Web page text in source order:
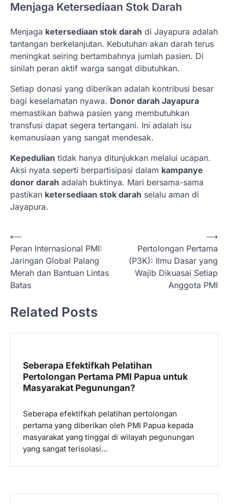
Menjaga Ketersediaan Stok Darah
Menjaga ketersediaan stok darah di Jayapura adalah
tantangan berkelanjutan. Kebutuhan akan darah terus
meningkat seiring bertambahnya jumlah pasien. Di
sinilah peran aktif warga sangat dibutuhkan.
Setiap donasi yang diberikan adalah kontribusi besar
bagi keselamatan nyawa. Donor darah Jayapura
memastikan bahwa pasien yang membutuhkan
transfusi dapat segera tertangani. Ini adalah isu
kemanusiaan yang sangat mendesak.
Kepedulian tidak hanya ditunjukkan melalui ucapan.
Aksi nyata seperti berpartisipasi dalam kampanye
donor darah adalah buktinya. Mari bersama-sama
pastikan ketersediaan stok darah selalu aman di
Jayapura.
N
a
v
i
a
⟵
Peran Internasional PMI:
Jaringan Global Palang
Merah dan Bantuan Lintas
Batas
Pertolongan Pertama
(P3K): Ilmu Dasar yang
Wajib Dikuasai Setiap
Anggota PMI
⟶
Related Posts
Seberapa Efektifkah Pelatihan
Pertolongan Pertama PMI Papua untuk
Masyarakat Pegunungan?
Seberapa efektifkah pelatihan pertolongan
pertama yang diberikan oleh PMI Papua kepada
masyarakat yang tinggal di wilayah pegunungan
yang sangat terisolasi…